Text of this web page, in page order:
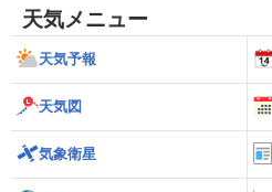
天気メニュー
天気予報
天気図
気象衛星